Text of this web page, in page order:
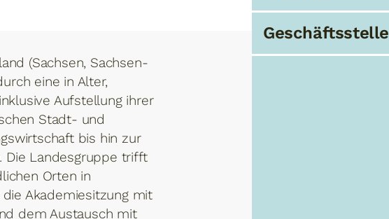
(Sachsen, Sachsen-
eine in Alter,
Aufstellung ihrer
Stadt- und
bis hin zur
Die Landesgruppe trifft
Orten in
Akademiesitzung mit
dem Austausch mit
Geschäftsstelle